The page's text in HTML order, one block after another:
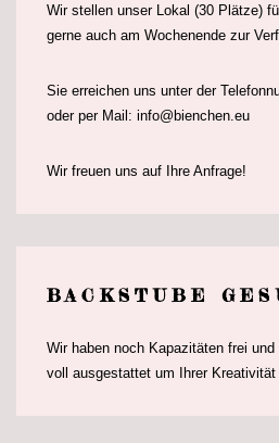
Wir stellen unser Lokal (30 Plätze)
gerne auch am Wochenende zur
Sie erreichen uns unter der
oder per Mail: info@bienchen.eu
Wir freuen uns auf Ihre Anfrage!
BACKSTUBE
Wir haben noch Kapazitäten frei
voll ausgestattet um Ihrer